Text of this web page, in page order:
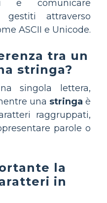
e comunicare
gestiti attraverso
ASCII e Unicode.
tra un
stringa?
singola lettera,
una stringa è
raggruppati,
parole o
la
in